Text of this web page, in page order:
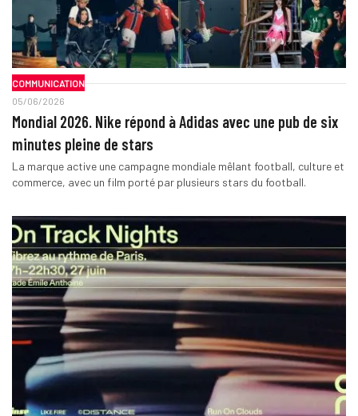
COMMUNICATION
05/06/2026
Mondial 2026. Nike répond à Adidas avec une pub de six
minutes pleine de stars
La marque active une campagne mondiale mêlant football, culture et
commerce, avec un film porté par plusieurs stars du football.